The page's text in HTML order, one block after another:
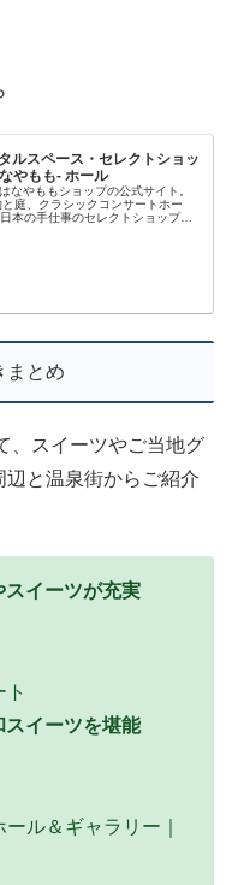
ルスペース・セレクトショッ
やもも- ホール
なやももショップの公式サイト。
庭、クラシックコンサートホー
本の手仕事のセレクトショップ、
まとめ
、スイーツやご当地グ
と温泉街からご紹介
スイーツが充実
イーツを堪能
ル＆ギャラリー｜